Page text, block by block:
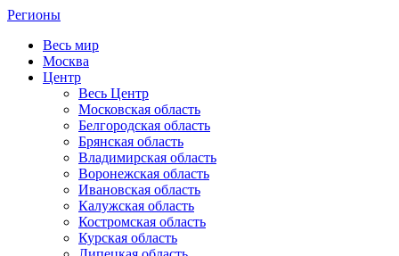
Регионы
Весь мир
Москва
Центр
Весь Центр
Московская область
Белгородская область
Брянская область
Владимирская область
Воронежская область
Ивановская область
Калужская область
Костромская область
Курская область